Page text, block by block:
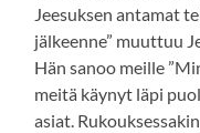
Jeesuksen antamat
jälkeenne” muuttuu
Hän sanoo meille
meitä käynyt läpi
asiat.